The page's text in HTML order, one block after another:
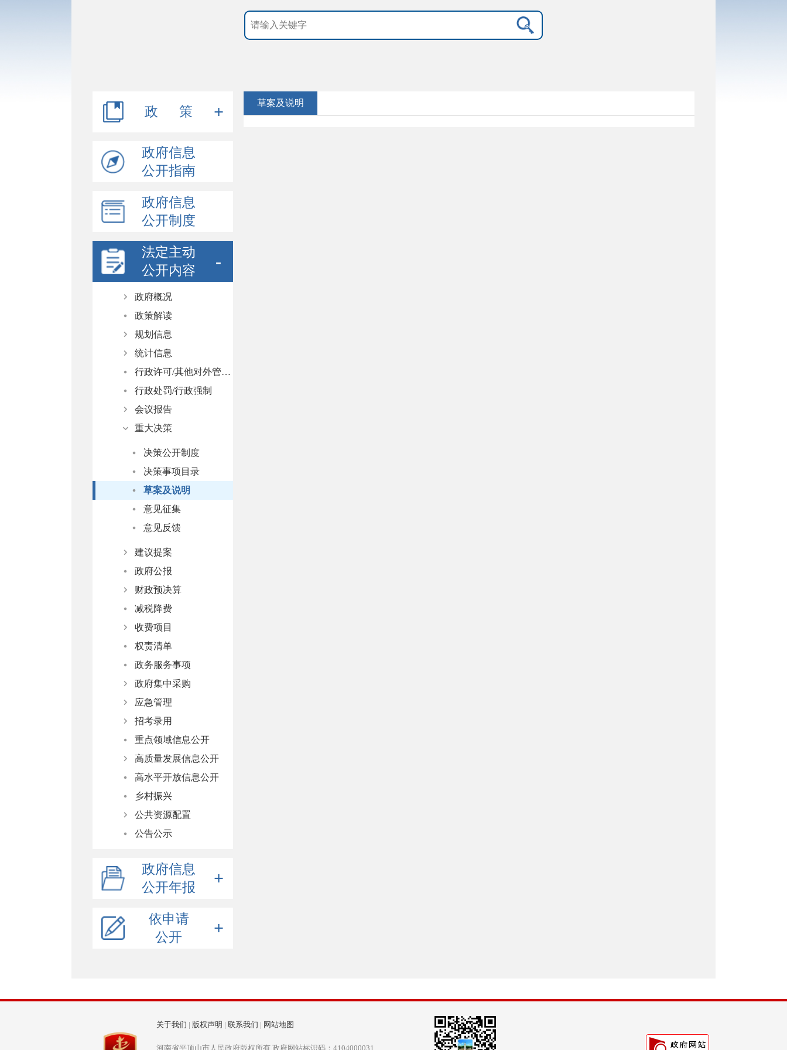
政 策
规章
行政规范性文件
其他文件
政府信息
公开指南
政府信息
公开制度
法定主动
公开内容
政府概况
政府领导
政府机构
人事任免
政策解读
规划信息
规划纲要
国民经济和社会发展计划
专项规划
空间规划
统计信息
统计视点
统计公报
普查公报
数据发布
行政许可/其他对外管理服务
行政处罚/行政强制
会议报告
重大会议
政府工作报告
重大决策
决策公开制度
决策事项目录
草案及说明
意见征集
意见反馈
建议提案
办理总体情况
人大代表建议
政协委员提案
政府公报
财政预决算
政府预决算
部门预决算
减税降费
收费项目
行政事业性收费与政府性基金清单
涉企收费目录清单
权责清单
政务服务事项
政府集中采购
项目目录及标准
项目实施情况
应急管理
应急预案
监测预警
防范应对
招考录用
网上报名平台
公务员、事业单位考试
重点领域信息公开
高质量发展信息公开
产业行业扶持
促消费政策措施
高水平开放信息公开
乡村振兴
公共资源配置
住房保障
土地矿产交易
采购信息
国有产权交易
工程建设项目招投标
公告公示
政府信息
公开年报
公开年报
2025年
政府网站年度报表
依申请
公开
表格下载
申请信息流程图
草案及说明
关于我们 | 版权声明 | 联系我们 | 网站地图
河南省平顶山市人民政府版权所有 政府网站标识码：4104000031